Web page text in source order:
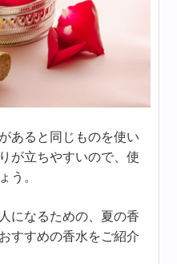
あると同じものを使い
が立ちやすいので、使
う。
になるための、夏の香
すすめの香水をご紹介